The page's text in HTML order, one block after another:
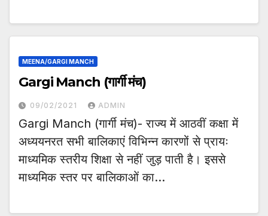
MEENA/GARGI MANCH
Gargi Manch (गार्गी मंच)
09/02/2021 ADMIN
Gargi Manch (गार्गी मंच)- राज्य में आठवीं कक्षा में
अध्ययनरत सभी बालिकाएं विभिन्न कारणों से प्रायः
माध्यमिक स्तरीय शिक्षा से नहीं जुड़ पाती है। इससे
माध्यमिक स्तर पर बालिकाओं का…